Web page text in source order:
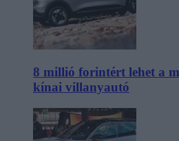
8 millió forintért lehet a
kínai villanyautó